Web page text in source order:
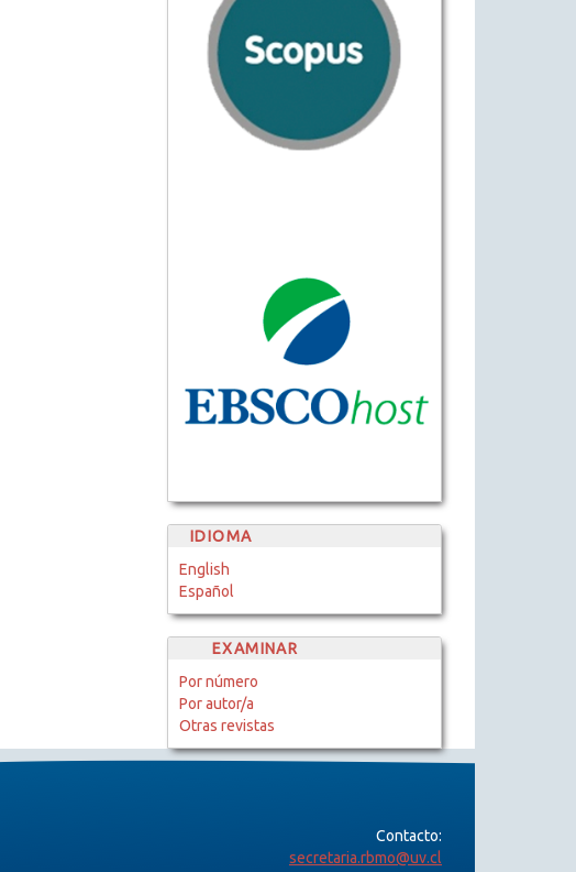
IDIOMA
English
Español
EXAMINAR
Por número
Por autor/a
Otras revistas
Contacto:
secretaria.rbmo@uv.cl